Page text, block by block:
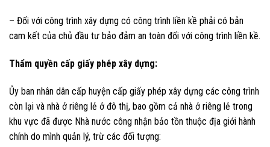
– Đối với công trình xây dựng có công trình liền kề phải có bản
cam kết của chủ đầu tư bảo đảm an toàn đối với công trình liền kề.
Thẩm quyền cấp giấy phép xây dựng:
Ủy ban nhân dân cấp huyện cấp giấy phép xây dựng các công trình
còn lại và nhà ở riêng lẻ ở đô thị, bao gồm cả nhà ở riêng lẻ trong
khu vực đã được Nhà nước công nhận bảo tồn thuộc địa giới hành
chính do mình quản lý, trừ các đối tượng: